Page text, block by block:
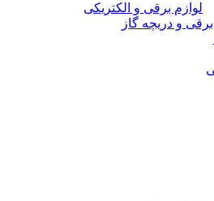
لوازم برقی و الکتریکی
و دریچه گاز